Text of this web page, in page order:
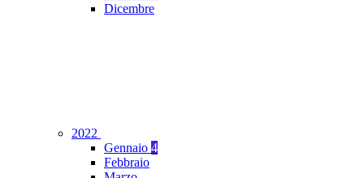
Dicembre
2022
Gennaio 4
Febbraio